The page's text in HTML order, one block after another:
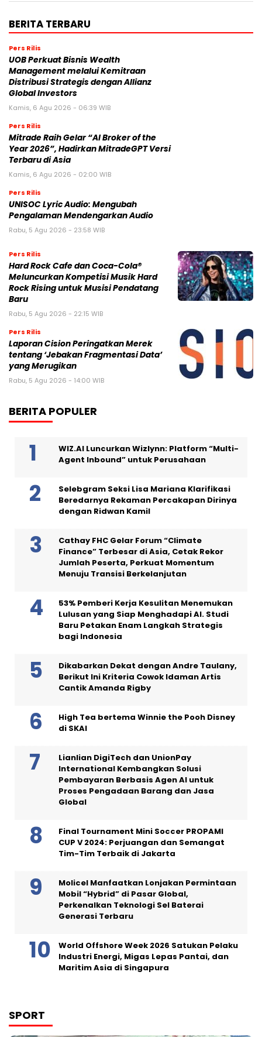
BERITA TERBARU
Pers Rilis
UOB Perkuat Bisnis Wealth
Management melalui Kemitraan
Distribusi Strategis dengan Allianz
Global Investors
Kamis, 6 Agu 2026 - 06:39 WIB
Pers Rilis
Mitrade Raih Gelar “AI Broker of the
Year 2026”, Hadirkan MitradeGPT Versi
Terbaru di Asia
Kamis, 6 Agu 2026 - 02:00 WIB
Pers Rilis
UNISOC Lyric Audio: Mengubah
Pengalaman Mendengarkan Audio
Rabu, 5 Agu 2026 - 23:58 WIB
Pers Rilis
Hard Rock Cafe dan Coca-Cola®
Meluncurkan Kompetisi Musik Hard
Rock Rising untuk Musisi Pendatang
Baru
Rabu, 5 Agu 2026 - 22:15 WIB
Pers Rilis
Laporan Cision Peringatkan Merek
tentang ‘Jebakan Fragmentasi Data’
yang Merugikan
Rabu, 5 Agu 2026 - 14:00 WIB
BERITA POPULER
WIZ.AI Luncurkan Wizlynn: Platform “Multi-
Agent Inbound” untuk Perusahaan
Selebgram Seksi Lisa Mariana Klarifikasi
Beredarnya Rekaman Percakapan Dirinya
dengan Ridwan Kamil
Cathay FHC Gelar Forum “Climate
Finance” Terbesar di Asia, Cetak Rekor
Jumlah Peserta, Perkuat Momentum
Menuju Transisi Berkelanjutan
53% Pemberi Kerja Kesulitan Menemukan
Lulusan yang Siap Menghadapi AI. Studi
Baru Petakan Enam Langkah Strategis
bagi Indonesia
Dikabarkan Dekat dengan Andre Taulany,
Berikut Ini Kriteria Cowok Idaman Artis
Cantik Amanda Rigby
High Tea bertema Winnie the Pooh Disney
di SKAI
Lianlian DigiTech dan UnionPay
International Kembangkan Solusi
Pembayaran Berbasis Agen AI untuk
Proses Pengadaan Barang dan Jasa
Global
Final Tournament Mini Soccer PROPAMI
CUP V 2024: Perjuangan dan Semangat
Tim-Tim Terbaik di Jakarta
Molicel Manfaatkan Lonjakan Permintaan
Mobil “Hybrid” di Pasar Global,
Perkenalkan Teknologi Sel Baterai
Generasi Terbaru
World Offshore Week 2026 Satukan Pelaku
Industri Energi, Migas Lepas Pantai, dan
Maritim Asia di Singapura
SPORT